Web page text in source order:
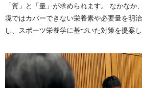
「質」と「量」が求められます。 なかなか
境ではカバーできない栄養素や必要量を明
し、スポーツ栄養学に基づいた対策を提案